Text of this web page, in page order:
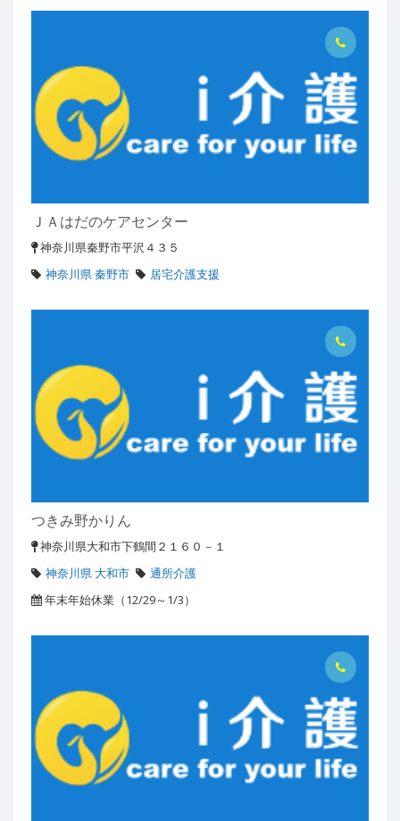
ＪＡはだのケアセンター
神奈川県秦野市平沢４３５
神奈川県 秦野市
居宅介護支援
つきみ野かりん
神奈川県大和市下鶴間２１６０－１
神奈川県 大和市
通所介護
年末年始休業（12/29～1/3）